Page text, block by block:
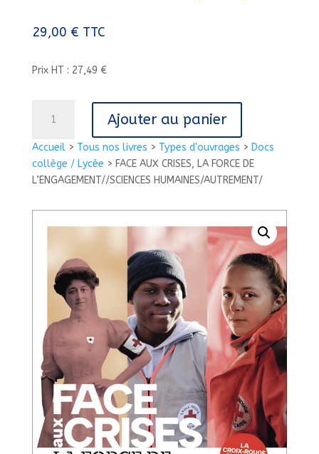
Accueil> Tous nos livres > Types d'ouvrages > Docs
collège / Lycée > FACE AUX CRISES, LA FORCE DE
L’ENGAGEMENT//SCIENCES HUMAINES/AUTREMENT/
29,00 € TTC
Prix HT : 27,49 €
FACE
AUX
CRISES,
L'ENGAGEMENT//SCIENCES
HUMAINES/AUTREMENT/
Ajouter au panier